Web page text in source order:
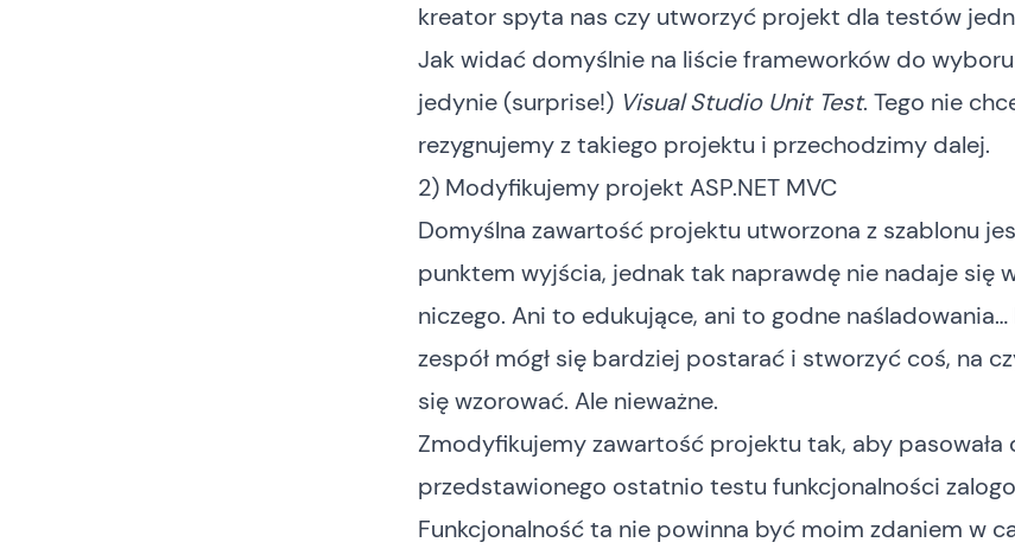
kreator spyta nas czy utworzyć projekt dla testów
Jak widać domyślnie na liście frameworków do
jedynie (surprise!) Visual Studio Unit Test. Tego nie
rezygnujemy z takiego projektu i przechodzimy dalej.
2) Modyfikujemy projekt ASP.NET MVC
Domyślna zawartość projektu utworzona z szablonu
punktem wyjścia, jednak tak naprawdę nie nadaje się
niczego. Ani to edukujące, ani to godne
zespół mógł się bardziej postarać i stworzyć coś, na
się wzorować. Ale nieważne.
Zmodyfikujemy zawartość projektu tak, aby pasowała
przedstawionego ostatnio testu funkcjonalności
Funkcjonalność ta nie powinna być moim zdaniem w